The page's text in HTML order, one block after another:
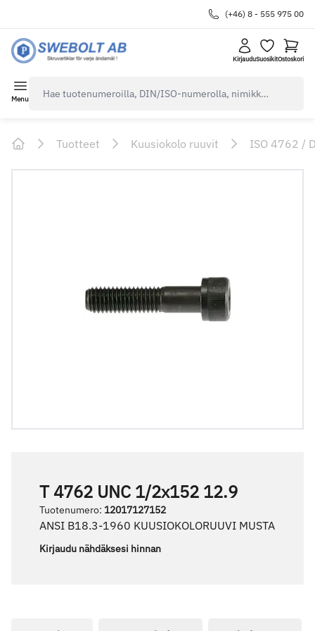
(+46) 8 - 555 975 00
KirjauduSuosikitOstoskori
Menu
Tuotteet Kuusiokolo ruuvit ISO 4762 /
T 4762 UNC 1/2x152 12.9
Tuotenumero: 12017127152
ANSI B18.3-1960 KUUSIOKOLORUUVI MUSTA
Kirjaudu nähdäksesi hinnan